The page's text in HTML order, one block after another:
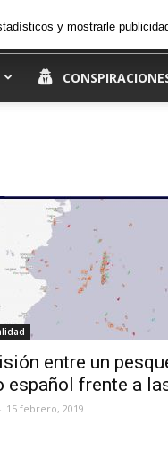
viernes, 7 de agosto
entre un
español frente a
- 15 febrero, 2019
y mostrarle